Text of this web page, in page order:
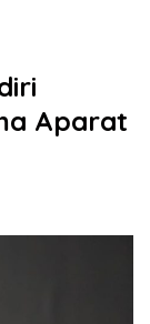
Aparat